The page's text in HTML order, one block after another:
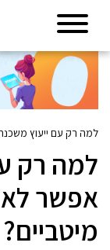
למה רק עם ייעוץ
למה רק
אפשר
מיטביים?